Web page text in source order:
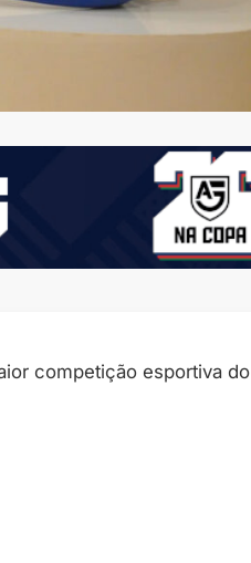
competição esportiva do